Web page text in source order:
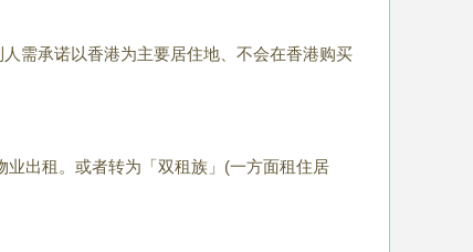
需承诺以香港为主要居住地、不会在香港购买
出租。或者转为「双租族」(一方面租住居